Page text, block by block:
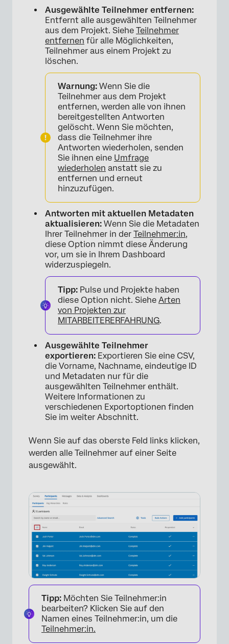
×
Ausgewählte Teilnehmer entfernen:
Entfernt alle ausgewählten Teilnehmer
aus dem Projekt. Siehe Teilnehmer
entfernen für alle Möglichkeiten,
Teilnehmer aus einem Projekt zu
löschen.
Warnung: Wenn Sie die
Teilnehmer aus dem Projekt
entfernen, werden alle von ihnen
bereitgestellten Antworten
gelöscht. Wenn Sie möchten,
dass die Teilnehmer ihre
Antworten wiederholen, senden
Sie ihnen eine Umfrage
wiederholen anstatt sie zu
entfernen und erneut
hinzuzufügen.
Antworten mit aktuellen Metadaten
aktualisieren: Wenn Sie die Metadaten
Ihrer Teilnehmer in der Teilnehmer:in,
diese Option nimmt diese Änderung
vor, um sie in Ihrem Dashboard
widerzuspiegeln.
Tipp: Pulse und Projekte haben
diese Option nicht. Siehe Arten
von Projekten zur
MITARBEITERERFAHRUNG.
Ausgewählte Teilnehmer
exportieren: Exportieren Sie eine CSV,
die Vorname, Nachname, eindeutige ID
und Metadaten nur für die
ausgewählten Teilnehmer enthält.
Weitere Informationen zu
verschiedenen Exportoptionen finden
Sie im weiter Abschnitt.
Wenn Sie auf das oberste Feld links klicken,
werden alle Teilnehmer auf einer Seite
ausgewählt.
Tipp: Möchten Sie Teilnehmer:in
bearbeiten? Klicken Sie auf den
Namen eines Teilnehmer:in, um die
Teilnehmer:in.